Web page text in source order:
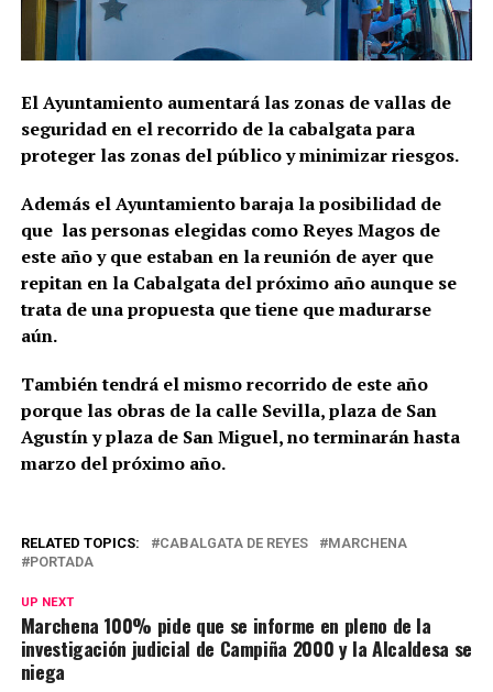
El Ayuntamiento aumentará las zonas de vallas de
seguridad en el recorrido de la cabalgata para
proteger las zonas del público y minimizar riesgos.
Además el Ayuntamiento baraja la posibilidad de
que las personas elegidas como Reyes Magos de
este año y que estaban en la reunión de ayer que
repitan en la Cabalgata del próximo año aunque se
trata de una propuesta que tiene que madurarse
aún.
También tendrá el mismo recorrido de este año
porque las obras de la calle Sevilla, plaza de San
Agustín y plaza de San Miguel, no terminarán hasta
marzo del próximo año.
RELATED TOPICS: CABALGATA DE REYES
MARCHENA
PORTADA
UP NEXT
Marchena 100% pide que se informe en pleno de la
investigación judicial de Campiña 2000 y la Alcaldesa se
niega